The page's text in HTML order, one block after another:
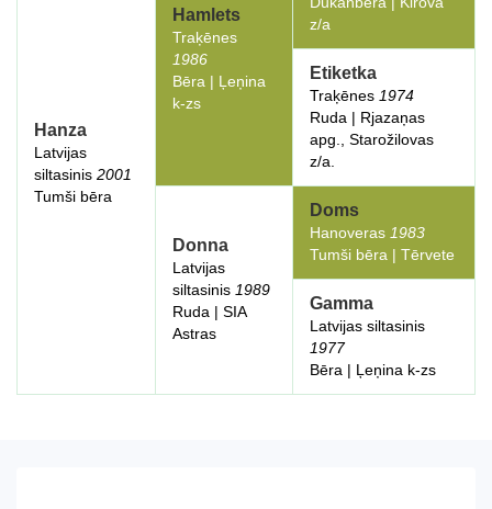
Hanza
Latvijas
siltasinis 2001
Tumši bēra
Hamlets
Traķēnes
1986
Bēra | Ļeņina
k-zs
z/a
Etiketka
Traķēnes 1974
Ruda | Rjazaņas
apg., Starožilovas
z/a.
Donna
Latvijas
siltasinis 1989
Ruda | SIA
Astras
Doms
Hanoveras 1983
Tumši bēra | Tērvete
Gamma
Latvijas siltasinis
1977
Bēra | Ļeņina k-zs